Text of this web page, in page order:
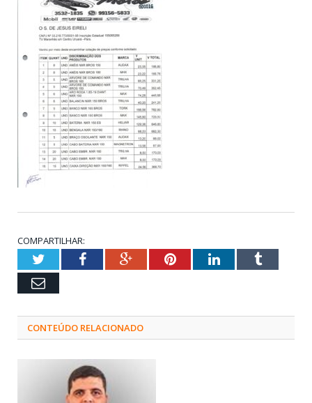
COMPARTILHAR:
TwitterFacebookGoogle+PinterestLinkedInTumblr
Email
CONTEÚDO RELACIONADO